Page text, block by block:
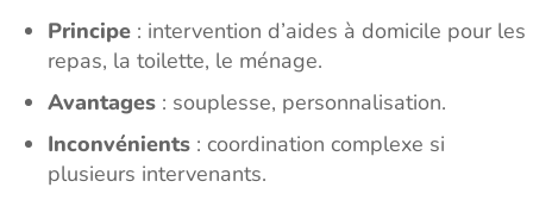
Principe : intervention d’aides à domicile pour les
repas, la toilette, le ménage.
Avantages : souplesse, personnalisation.
Inconvénients : coordination complexe si
plusieurs intervenants.